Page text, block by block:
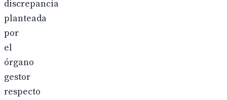
discrepancia
planteada
por
el
órgano
gestor
respecto